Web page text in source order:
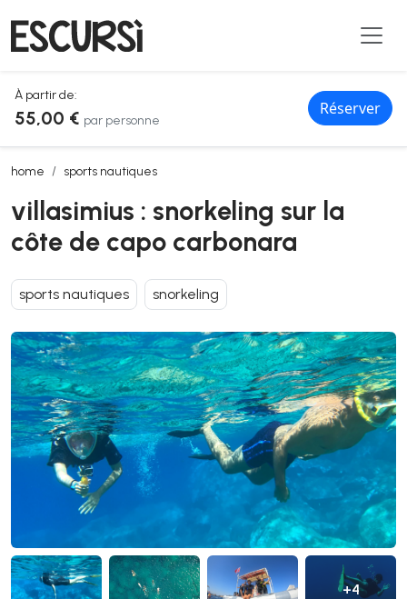
À partir de:
55,00 € par personne
Réserver
home sports nautiques
villasimius : snorkeling sur la côte de capo carbonara
villasimius : snorkeling sur la
côte de capo carbonara
sports nautiques snorkeling
+4